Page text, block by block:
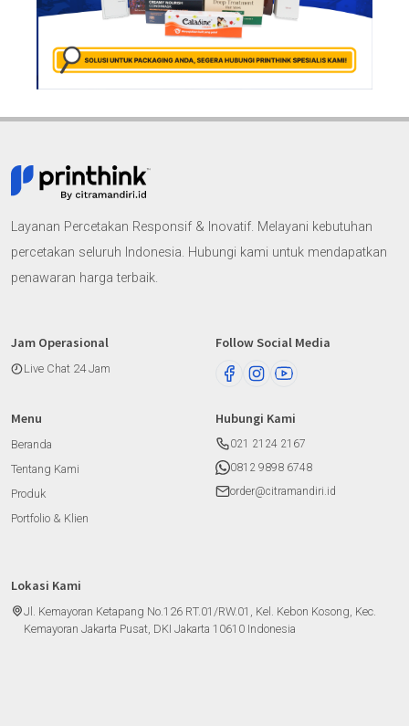
Layanan Percetakan Responsif & Inovatif. Melayani kebutuhan
percetakan seluruh Indonesia. Hubungi kami untuk mendapatkan
penawaran harga terbaik.
Jam Operasional
Live Chat 24 Jam
Follow Social Media
Menu
Beranda
Tentang Kami
Produk
Portfolio & Klien
Hubungi Kami
021 2124 2167
0812 9898 6748
order@citramandiri.id
Lokasi Kami
Jl. Kemayoran Ketapang No.126 RT.01/RW.01, Kel. Kebon Kosong, Kec.
Kemayoran Jakarta Pusat, DKI Jakarta 10610 Indonesia